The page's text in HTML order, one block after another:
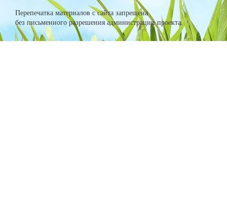
Перепечатка материалов с сайта запрещена
без письменного разрешения администрации проекта.